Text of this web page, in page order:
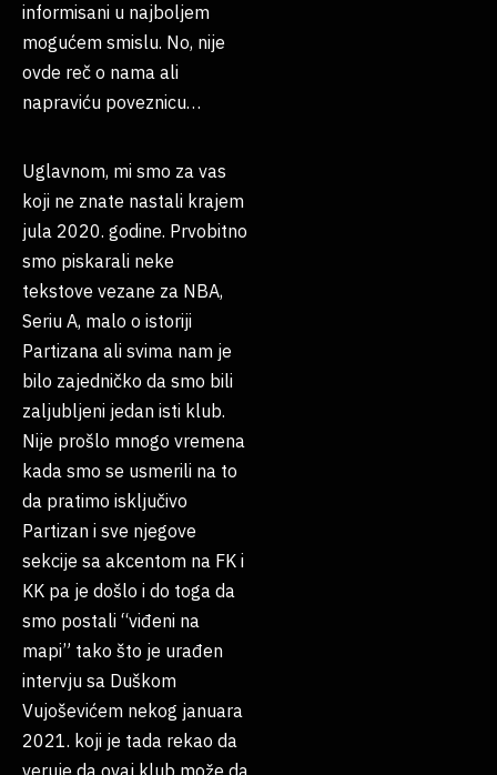
informisani u najboljem
mogućem smislu. No, nije
ovde reč o nama ali
napraviću poveznicu…
Uglavnom, mi smo za vas
koji ne znate nastali krajem
jula 2020. godine. Prvobitno
smo piskarali neke
tekstove vezane za NBA,
Seriu A, malo o istoriji
Partizana ali svima nam je
bilo zajedničko da smo bili
zaljubljeni jedan isti klub.
Nije prošlo mnogo vremena
kada smo se usmerili na to
da pratimo isključivo
Partizan i sve njegove
sekcije sa akcentom na FK i
KK pa je došlo i do toga da
smo postali “viđeni na
mapi” tako što je urađen
intervju sa Duškom
Vujoševićem nekog januara
2021. koji je tada rekao da
veruje da ovaj klub može da